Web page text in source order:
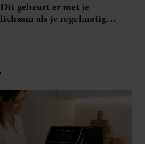
Dít gebeurt er met je
lichaam als je regelmatig